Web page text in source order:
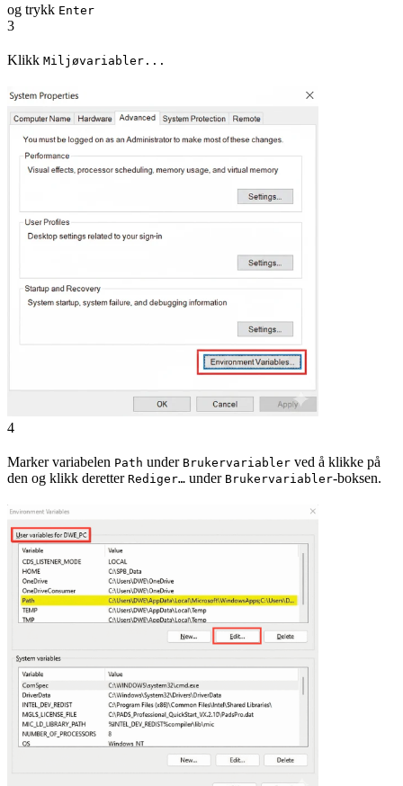
og trykk Enter
3
Klikk Miljøvariabler...
4
Marker variabelen Path under Brukervariabler ved å klikke på
den og klikk deretter Rediger… under Brukervariabler-boksen.